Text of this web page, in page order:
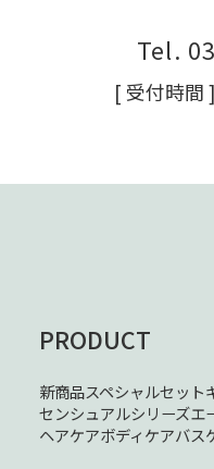
Tel.
[ 受付時間
PRODUCT
新商品スペシャルセット
センシュアルシリーズエ
ヘアケアボディケアバス